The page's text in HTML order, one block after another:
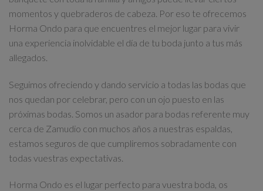
momentos y quebraderos de cabeza. Por eso te ofrecemos
Horma Ondo para que encuentres el mejor lugar para vivir
una experiencia inolvidable el día de tu boda junto a tus más
allegados.
Seguimos ofreciendo y dando servicio a todas las bodas que
nos quedan por celebrar, pero con un ojo puesto en las
próximas bodas. Somos un asador para bodas referente muy
cerca de Zamudio con muchos años a nuestras espaldas,
estamos seguros de que cumpliremos sobradamente con
todas vuestras expectativas.
Horma Ondo es el lugar perfecto para vuestra boda , os